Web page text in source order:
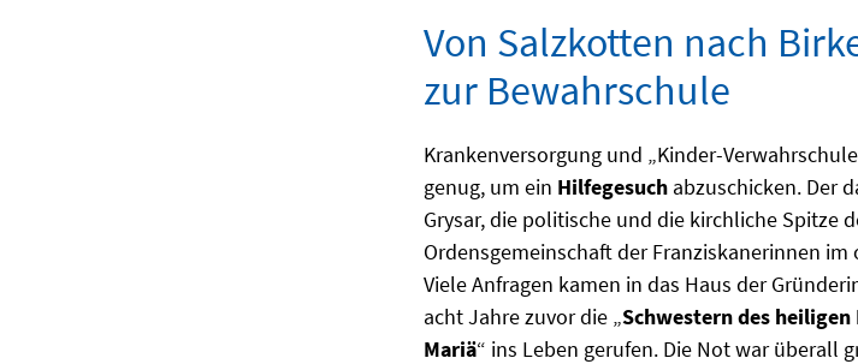
Von Salzkotten nach
zur Bewahrschule
Krankenversorgung und „Kinder-
genug, um ein Hilfegesuch abzuschicken. Der
Grysar, die politische und die kirchliche Spitze
Ordensgemeinschaft der Franziskanerinnen
Viele Anfragen kamen in das Haus der
acht Jahre zuvor die „Schwestern des
Mariä“ ins Leben gerufen. Die Not war überall